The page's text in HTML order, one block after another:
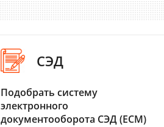
СЭД
Подобрать систему
электронного
документооборота СЭД (ECM)